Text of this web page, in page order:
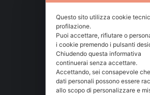

+39 333 440 1185
Seguici su
Questo sito utilizza cookie
profilazione.
Puoi accettare, rifiutare o
i cookie premendo i pulsanti
Chiudendo questa informativa
continuerai senza accettare.
Accettando, sei consapevole
dati personali possono essere
allo scopo di personalizzare e